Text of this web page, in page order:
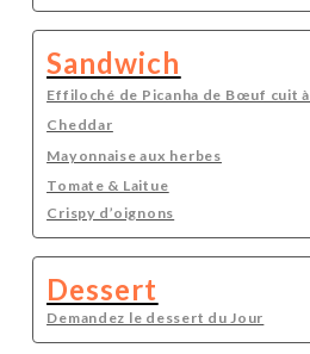
Sandwich
Effiloché de Picanha de Bœuf cuit
Cheddar
Mayonnaise aux herbes
Tomate & Laitue
Crispy d’oignons
Dessert
Demandez le dessert du Jour